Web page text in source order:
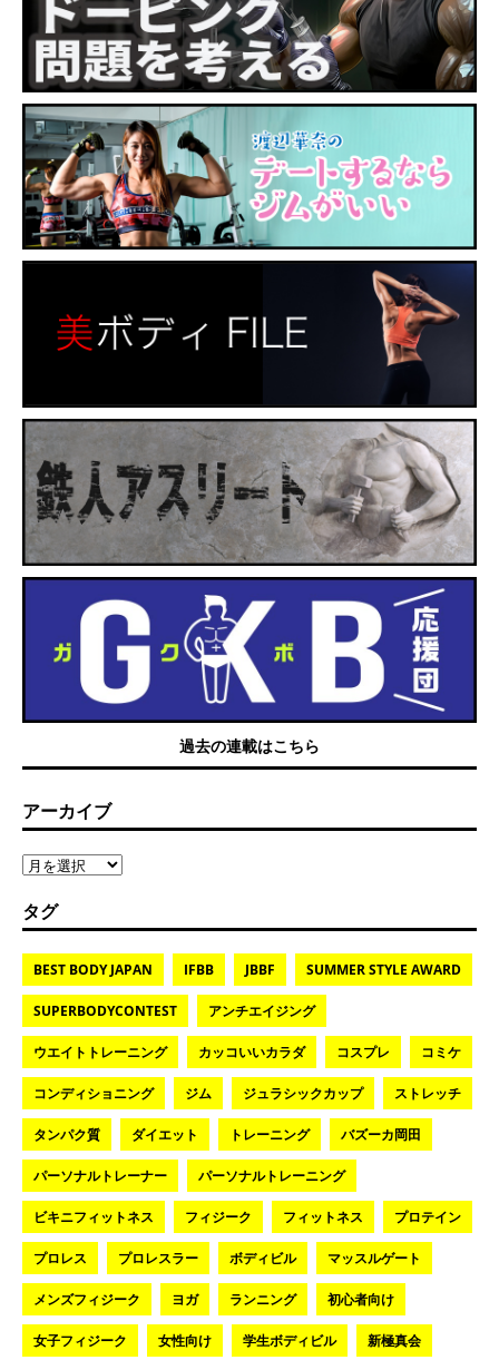
過去の連載はこちら
アーカイブ
タグ
BEST BODY JAPAN IFBB JBBF SUMMER STYLE AWARD
SUPERBODYCONTEST アンチエイジング
ウエイトトレーニング カッコいいカラダ コスプレ コミケ
コンディショニング ジム ジュラシックカップ ストレッチ
タンパク質 ダイエット トレーニング バズーカ岡田
パーソナルトレーナー パーソナルトレーニング
ビキニフィットネス フィジーク フィットネス プロテイン
プロレス プロレスラー ボディビル マッスルゲート
メンズフィジーク ヨガ ランニング 初心者向け
女子フィジーク 女性向け 学生ボディビル 新極真会